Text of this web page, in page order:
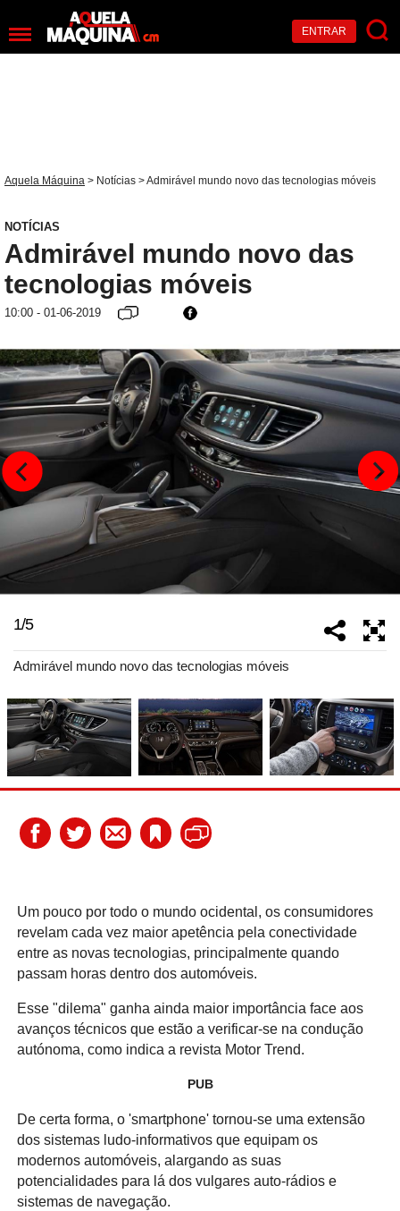
ENTRAR
Aquela Máquina > Notícias > Admirável mundo novo das tecnologias móveis
NOTÍCIAS
Admirável mundo novo das
tecnologias móveis
10:00 - 01-06-2019
1/5
Admirável mundo novo das tecnologias móveis
Um pouco por todo o mundo ocidental, os consumidores
revelam cada vez maior apetência pela conectividade
entre as novas tecnologias, principalmente quando
passam horas dentro dos automóveis.
Esse "dilema" ganha ainda maior importância face aos
avanços técnicos que estão a verificar-se na condução
autónoma, como indica a revista Motor Trend.
PUB
De certa forma, o 'smartphone' tornou-se uma extensão
dos sistemas ludo-informativos que equipam os
modernos automóveis, alargando as suas
potencialidades para lá dos vulgares auto-rádios e
sistemas de navegação.